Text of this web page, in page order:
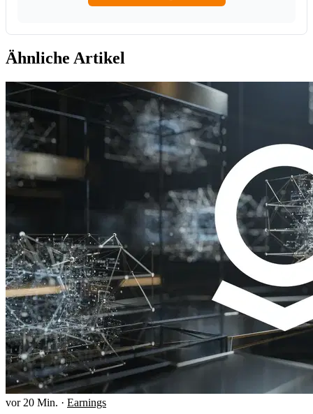
Ähnliche Artikel
vor 20 Min. · Earnings